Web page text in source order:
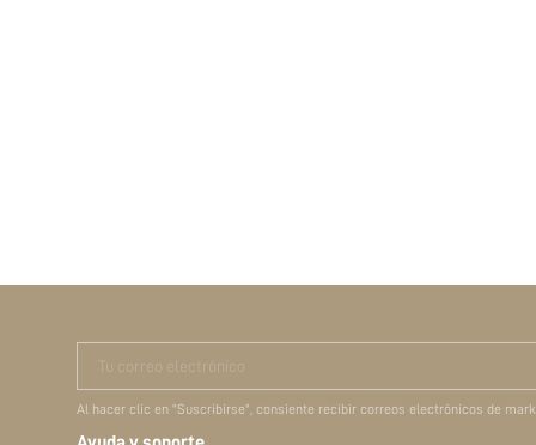
Tu correo electrónico
Al hacer clic en "Suscribirse", consiente recibir correos electrónicos de